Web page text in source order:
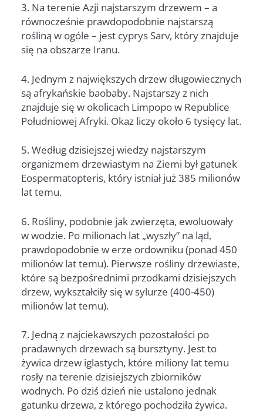
3. Na terenie Azji najstarszym drzewem – a
równocześnie prawdopodobnie najstarszą
rośliną w ogóle – jest cyprys Sarv, który znajduje
się na obszarze Iranu.
4. Jednym z największych drzew długowiecznych
są afrykańskie baobaby. Najstarszy z nich
znajduje się w okolicach Limpopo w Republice
Południowej Afryki. Okaz liczy około 6 tysięcy lat.
5. Według dzisiejszej wiedzy najstarszym
organizmem drzewiastym na Ziemi był gatunek
Eospermatopteris, który istniał już 385 milionów
lat temu.
6. Rośliny, podobnie jak zwierzęta, ewoluowały
w wodzie. Po milionach lat „wyszły” na ląd,
prawdopodobnie w erze ordowniku (ponad 450
milionów lat temu). Pierwsze rośliny drzewiaste,
które są bezpośrednimi przodkami dzisiejszych
drzew, wykształciły się w sylurze (400-450)
milionów lat temu).
7. Jedną z najciekawszych pozostałości po
pradawnych drzewach są bursztyny. Jest to
żywica drzew iglastych, które miliony lat temu
rosły na terenie dzisiejszych zbiorników
wodnych. Po dziś dzień nie ustalono jednak
gatunku drzewa, z którego pochodziła żywica.